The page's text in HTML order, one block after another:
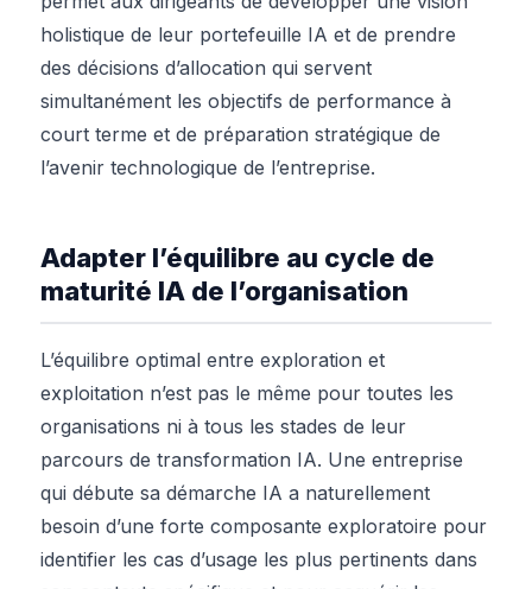
holistique de leur portefeuille IA et de prendre
des décisions d’allocation qui servent
simultanément les objectifs de performance à
court terme et de préparation stratégique de
l’avenir technologique de l’entreprise.
Adapter l’équilibre au cycle de
maturité IA de l’organisation
L’équilibre optimal entre exploration et
exploitation n’est pas le même pour toutes les
organisations ni à tous les stades de leur
parcours de transformation IA. Une entreprise
qui débute sa démarche IA a naturellement
besoin d’une forte composante exploratoire pour
identifier les cas d’usage les plus pertinents dans